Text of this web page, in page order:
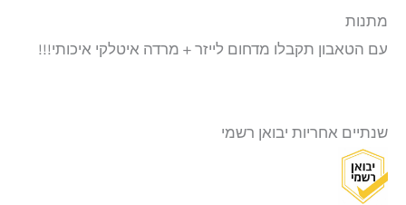
מתנות
עם הטאבון תקבלו מדחום לייזר + מרדה איטלקי איכותי!!!
שנתיים אחריות יבואן רשמי